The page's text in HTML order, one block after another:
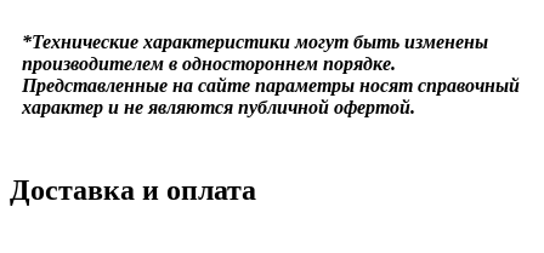
*Технические характеристики могут быть изменены
производителем в одностороннем порядке.
Представленные на сайте параметры носят справочный
характер и не являются публичной офертой.
Доставка и оплата